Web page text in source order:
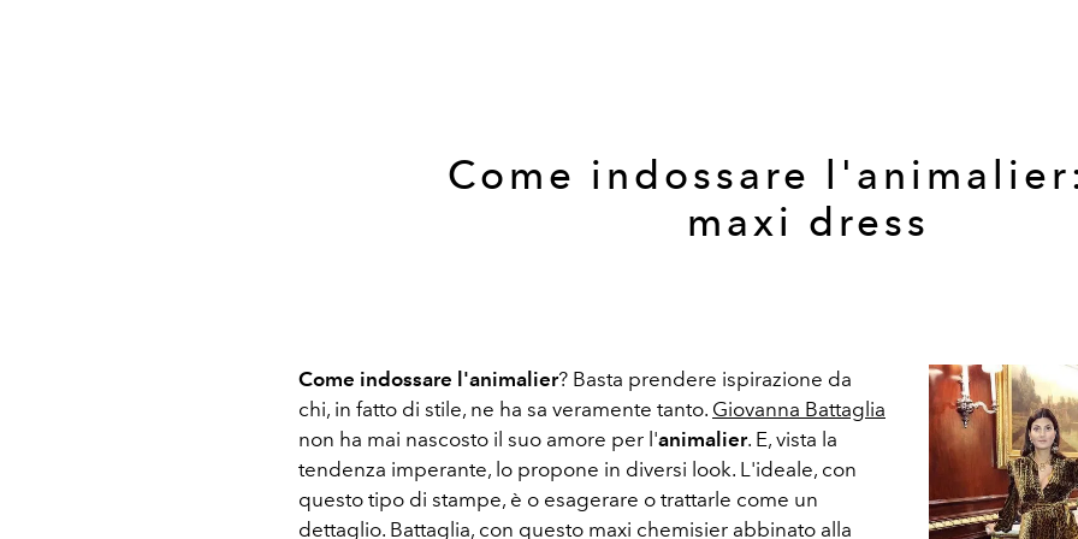
Come indossare
maxi dress
Come indossare l'animalier? Basta prendere ispirazione da
chi, in fatto di stile, ne ha sa veramente tanto. Giovanna Battaglia
non ha mai nascosto il suo amore per l'animalier. E, vista la
tendenza imperante, lo propone in diversi look. L'ideale, con
questo tipo di stampe, è o esagerare o trattarle come un
dettaglio. Battaglia, con questo maxi chemisier abbinato alla